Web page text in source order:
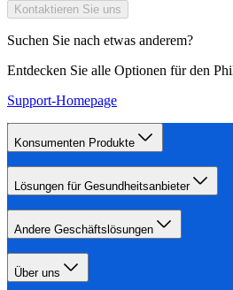
Kontaktieren Sie uns
Suchen Sie nach etwas anderem?
Entdecken Sie alle Optionen für den
Support-Homepage
Konsumenten Produkte
Lösungen für Gesundheitsanbieter
Andere Geschäftslösungen
Über uns